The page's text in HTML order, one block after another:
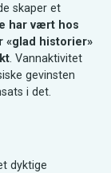
skaper et
har vært hos
«glad historier»
. Vannaktivitet
gevinsten
i det.
dyktige